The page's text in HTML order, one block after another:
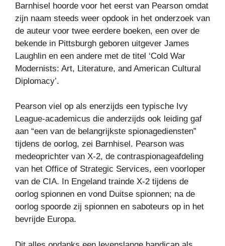
Barnhisel hoorde voor het eerst van Pearson omdat
zijn naam steeds weer opdook in het onderzoek van
de auteur voor twee eerdere boeken, een over de
bekende in Pittsburgh geboren uitgever James
Laughlin en een andere met de titel ‘Cold War
Modernists: Art, Literature, and American Cultural
Diplomacy’.
Pearson viel op als enerzijds een typische Ivy
League-academicus die anderzijds ook leiding gaf
aan “een van de belangrijkste spionagediensten”
tijdens de oorlog, zei Barnhisel. Pearson was
medeoprichter van X-2, de contraspionageafdeling
van het Office of Strategic Services, een voorloper
van de CIA. In Engeland trainde X-2 tijdens de
oorlog spionnen en vond Duitse spionnen; na de
oorlog spoorde zij spionnen en saboteurs op in het
bevrijde Europa.